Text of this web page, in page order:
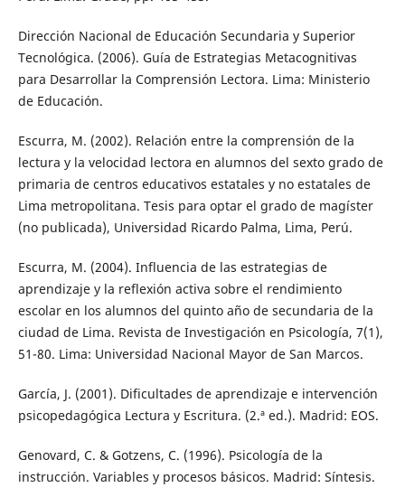
Dirección Nacional de Educación Secundaria y Superior
Tecnológica. (2006). Guía de Estrategias Metacognitivas
para Desarrollar la Comprensión Lectora. Lima: Ministerio
de Educación.
Escurra, M. (2002). Relación entre la comprensión de la
lectura y la velocidad lectora en alumnos del sexto grado de
primaria de centros educativos estatales y no estatales de
Lima metropolitana. Tesis para optar el grado de magíster
(no publicada), Universidad Ricardo Palma, Lima, Perú.
Escurra, M. (2004). Influencia de las estrategias de
aprendizaje y la reflexión activa sobre el rendimiento
escolar en los alumnos del quinto año de secundaria de la
ciudad de Lima. Revista de Investigación en Psicología, 7(1),
51-80. Lima: Universidad Nacional Mayor de San Marcos.
García, J. (2001). Dificultades de aprendizaje e intervención
psicopedagógica Lectura y Escritura. (2.ª ed.). Madrid: EOS.
Genovard, C. & Gotzens, C. (1996). Psicología de la
instrucción. Variables y procesos básicos. Madrid: Síntesis.